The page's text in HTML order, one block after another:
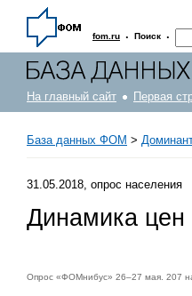
fom.ru · Поиск ·
На главный сайт Первая
База данных ФОМ >
31.05.2018, опрос населения
Динамика цен
Опрос «ФОМнибус» 26–27 мая. 207